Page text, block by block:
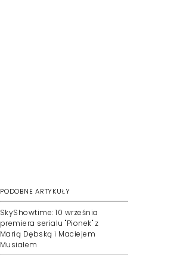
PODOBNE ARTYKUŁY
SkyShowtime: 10 września
premiera serialu "Pionek" z
Marią Dębską i Maciejem
Musiałem